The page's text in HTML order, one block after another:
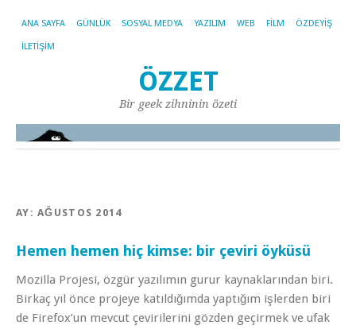
ANA SAYFA GÜNLÜK SOSYAL MEDYA YAZILIM WEB FILM ÖZDEYIŞ
İLETIŞIM
ÖZZET
Bir geek zihninin özeti
AY:AĞUSTOS 2014
Hemen hemen hiç kimse: bir çeviri öyküsü
Mozilla Projesi, özgür yazılımın gurur kaynaklarından biri.
Birkaç yıl önce projeye katıldığımda yaptığım işlerden biri
de Firefox’un mevcut çevirilerini gözden geçirmek ve ufak